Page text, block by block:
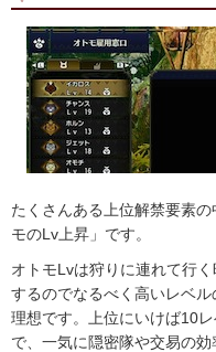
たくさんある上位解禁要素
モのLv上昇」です。
オトモLvは狩りに連れて行
するのでなるべく高いレベ
理想です。上位にいけば10
で、一気に隠密隊や交易の効